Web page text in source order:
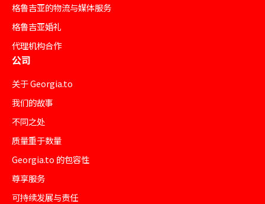
格鲁吉亚的物流与媒体服务
格鲁吉亚婚礼
代理机构合作
公司
关于 Georgia.to
我们的故事
不同之处
质量重于数量
Georgia.to 的包容性
尊享服务
可持续发展与责任